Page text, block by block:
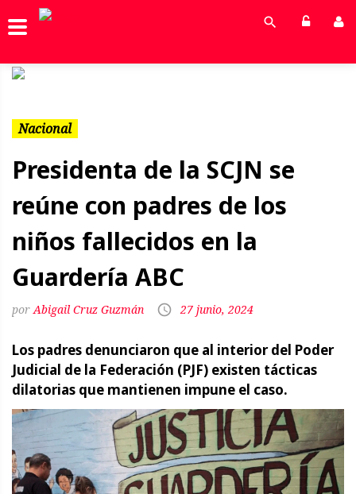
Nacional
Presidenta de la SCJN se
reúne con padres de los
niños fallecidos en la
Guardería ABC
Abigail Cruz Guzmán 27 junio, 2024
Los padres denunciaron que al interior del Poder
Judicial de la Federación (PJF) existen tácticas
dilatorias que mantienen impune el caso.